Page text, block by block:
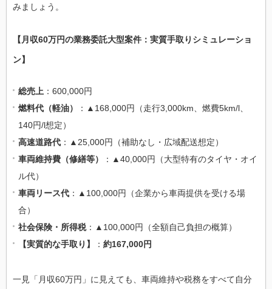
みましょう。
【月収60万円の業務委託大型案件：実質手取りシミュレーショ
ン】
総売上 ：600,000円
燃料代（軽油）
：▲168,000円（走行3,000km、燃費5km/l、
140円/l想定）
高速道路代 ：▲25,000円（補助なし・広域配送想定）
車両維持費（修繕等）
：▲40,000円（大型特有のタイヤ・オイ
ル代）
車両リース代 ：▲100,000円（企業から車両提供を受ける場
合）
社会保険・所得税：▲100,000円（全額自己負担の概算）
【実質的な手取り】
： 約167,000円
一見「月収60万円」に見えても、車両維持や税務をすべて自分